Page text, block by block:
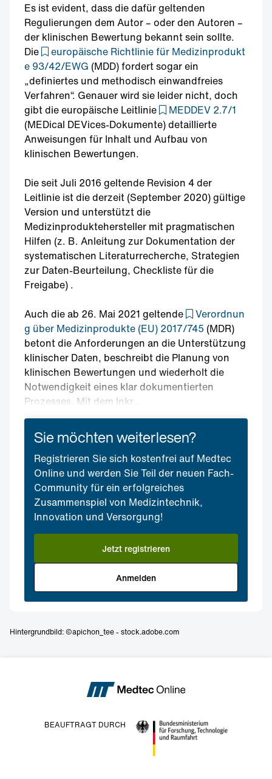
Es ist evident, dass die dafür geltenden
Regulierungen dem Autor – oder den Autoren –
der klinischen Bewertung bekannt sein sollte.
Die
europäische Richtlinie für Medizinprodukt
e 93/42/EWG (MDD) fordert sogar ein
„definiertes und methodisch einwandfreies
Verfahren“. Genauer wird sie leider nicht, doch
gibt die europäische Leitlinie
MEDDEV 2.7/1
(MEDical DEVices-Dokumente) detaillierte
Anweisungen für Inhalt und Aufbau von
klinischen Bewertungen.
Die seit Juli 2016 geltende Revision 4 der
Leitlinie ist die derzeit (September 2020) gültige
Version und unterstützt die
Medizinproduktehersteller mit pragmatischen
Hilfen (z. B. Anleitung zur Dokumentation der
systematischen Literaturrecherche, Strategien
zur Daten-Beurteilung, Checkliste für die
Freigabe) .
Auch die ab 26. Mai 2021 geltende
Verordnun
g über Medizinprodukte (EU) 2017/745 (MDR)
betont die Anforderungen an die Unterstützung
klinischer Daten, beschreibt die Planung von
klinischen Bewertungen und wiederholt die
Notwendigkeit eines klar dokumentierten
Prozesses. Mit dem Inkr...
Sie möchten weiterlesen?
Registrieren Sie sich kostenfrei auf Medtec
Online und werden Sie Teil der neuen Fach-
Community für ein erfolgreiches
Zusammenspiel von Medizintechnik,
Innovation und Versorgung!
Jetzt registrieren
Anmelden
Hintergrundbild: ©apichon_tee - stock.adobe.com
BEAUFTRAGT DURCH